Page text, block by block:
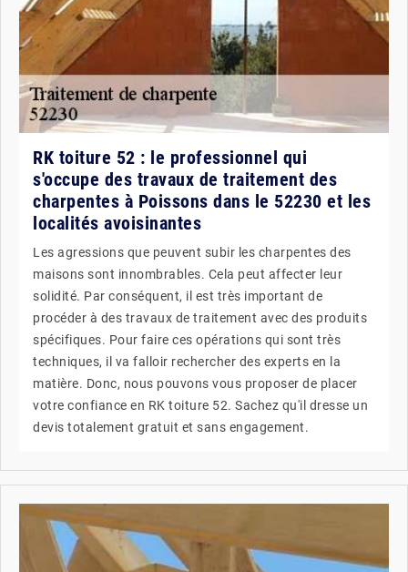
RK toiture 52 : le professionnel qui
s'occupe des travaux de traitement des
charpentes à Poissons dans le 52230 et les
localités avoisinantes
Les agressions que peuvent subir les charpentes des
maisons sont innombrables. Cela peut affecter leur
solidité. Par conséquent, il est très important de
procéder à des travaux de traitement avec des produits
spécifiques. Pour faire ces opérations qui sont très
techniques, il va falloir rechercher des experts en la
matière. Donc, nous pouvons vous proposer de placer
votre confiance en RK toiture 52. Sachez qu'il dresse un
devis totalement gratuit et sans engagement.